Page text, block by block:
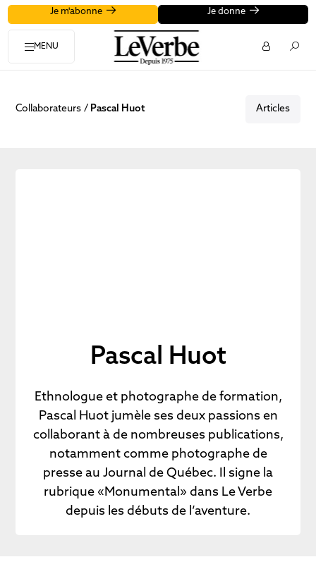
Je m'abonne Je donne
MENU
Collaborateurs Pascal Huot Articles
Pascal Huot
Ethnologue et photographe de formation,
Pascal Huot jumèle ses deux passions en
collaborant à de nombreuses publications,
notamment comme photographe de
presse au Journal de Québec. Il signe la
rubrique «Monumental» dans Le Verbe
depuis les débuts de l’aventure.